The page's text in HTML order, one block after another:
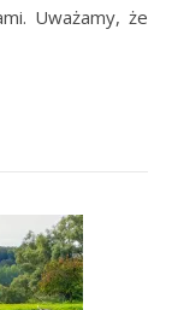
Uważamy, że